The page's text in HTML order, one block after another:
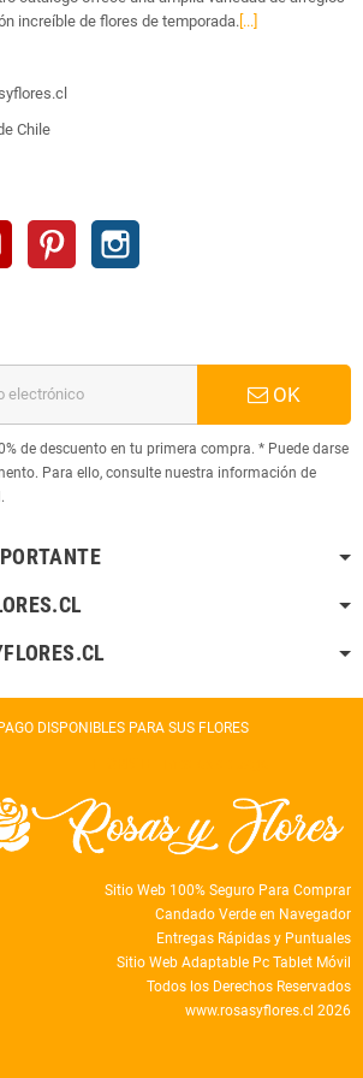
increíble de flores de temporada. [...]
Chile
YouTube Pinterest
OK
de descuento en tu primera compra. * Puede darse
Para ello, consulte nuestra información de
DISPONIBLES PARA SUS FLORES
Sitio Web 100% Seguro Para Comprar
Candado Verde en Navegador
Entregas Rápidas y Puntuales
Sitio Web Adaptable Pc Tablet Móvil
Todos los Derechos Reservados
www.rosasyflores.cl 2026